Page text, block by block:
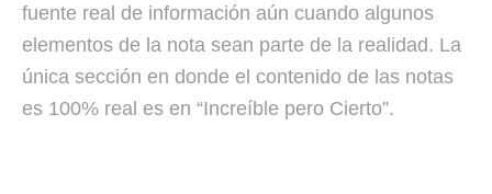
fuente real de información aún cuando algunos
elementos de la nota sean parte de la realidad. La
única sección en donde el contenido de las notas
es 100% real es en “Increíble pero Cierto”.